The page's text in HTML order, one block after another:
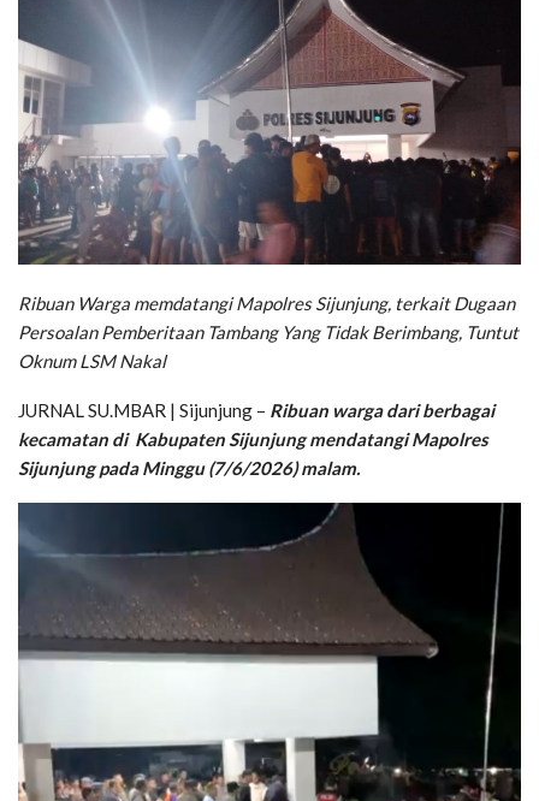
Ribuan Warga memdatangi Mapolres Sijunjung, terkait Dugaan
Persoalan Pemberitaan Tambang Yang Tidak Berimbang, Tuntut
Oknum LSM Nakal
JURNAL SU.MBAR | Sijunjung – Ribuan warga dari berbagai
kecamatan di Kabupaten Sijunjung mendatangi Mapolres
Sijunjung pada Minggu (7/6/2026) malam.